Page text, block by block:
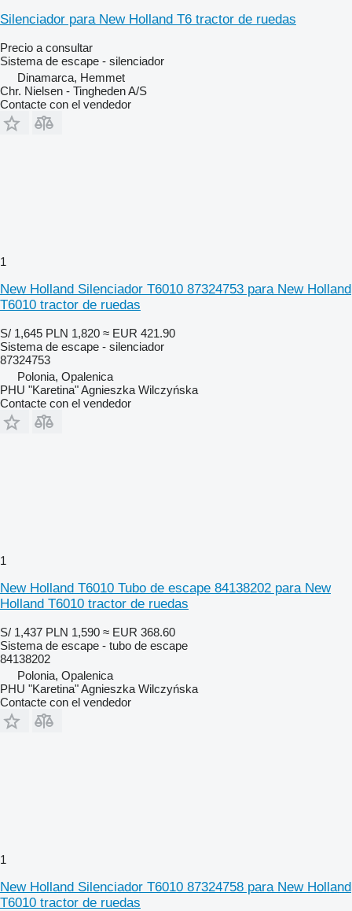
Silenciador para New Holland T6 tractor de ruedas
Precio a consultar
Sistema de escape - silenciador
Dinamarca, Hemmet
Chr. Nielsen - Tingheden A/S
Contacte con el vendedor
1
New Holland Silenciador T6010 87324753 para New Holland
T6010 tractor de ruedas
S/ 1,645 PLN 1,820 ≈ EUR 421.90
Sistema de escape - silenciador
87324753
Polonia, Opalenica
PHU "Karetina" Agnieszka Wilczyńska
Contacte con el vendedor
1
New Holland T6010 Tubo de escape 84138202 para New
Holland T6010 tractor de ruedas
S/ 1,437 PLN 1,590 ≈ EUR 368.60
Sistema de escape - tubo de escape
84138202
Polonia, Opalenica
PHU "Karetina" Agnieszka Wilczyńska
Contacte con el vendedor
1
New Holland Silenciador T6010 87324758 para New Holland
T6010 tractor de ruedas